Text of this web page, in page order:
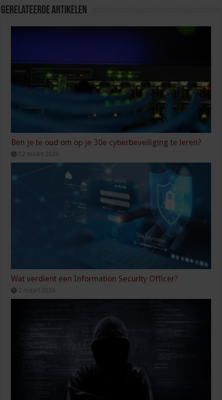
Gerelateerde Artikelen
Ben je te oud om op je 30e cyberbeveiliging te leren?
12 maart 2026
Wat verdient een Information Security Officer?
2 maart 2026